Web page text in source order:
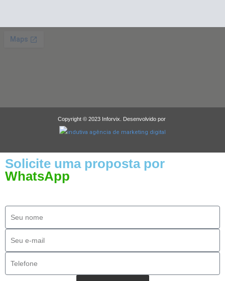
Copyright © 2023 Inforvix. Desenvolvido por
Solicite uma proposta por
WhatsApp